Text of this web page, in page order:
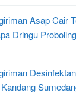
Asap Cair
Dringu